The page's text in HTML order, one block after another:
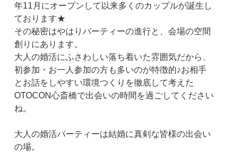
年11月にオープンして以来多くのカップルが誕生し
ております★
その秘密はやはりパーティーの進行と、会場の空間
創りにあります。
大人の婚活にふさわしい落ち着いた雰囲気だから、
初参加・お一人参加の方も多いのが特徴的♪お相手
とお話をしやすい環境つくりを徹底して考えた
OTOCON心斎橋で出会いの時間を過ごしてください
ね。
大人の婚活パーティーは結婚に真剣な皆様の出会い
の場。